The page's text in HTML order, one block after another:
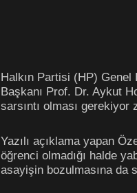
Halkın Partisi (HP)
Başkanı Prof. Dr. Aykut
sarsıntı olması gerekiyor
Yazılı açıklama yapan
öğrenci olmadığı halde
asayişin bozulmasına da